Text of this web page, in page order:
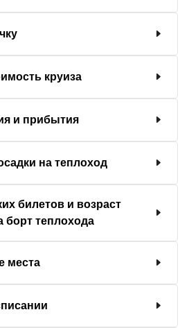
круиза
и прибытия
на теплоход
билетов и возраст
борт теплохода
места